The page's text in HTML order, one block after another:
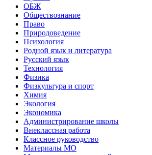
ОБЖ
Обществознание
Право
Природоведение
Психология
Родной язык и литература
Русский язык
Технология
Физика
Физкультура и спорт
Химия
Экология
Экономика
Администрирование школы
Внеклассная работа
Классное руководство
Материалы МО